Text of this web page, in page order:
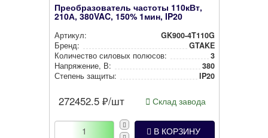
Преобразователь частоты 110кВт,
210А, 380VAC, 150% 1мин, IP20
Артикул:
GK900-4T110G
Бренд:
GTAKE
Количество силовых полюсов:
3
Нап­ря­же­ние, В:
380
Степень защиты:
IP20
272452.5 ₽/шт Склад завода
В КОРЗИНУ